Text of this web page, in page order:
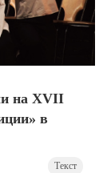
на XVII
в
Текст